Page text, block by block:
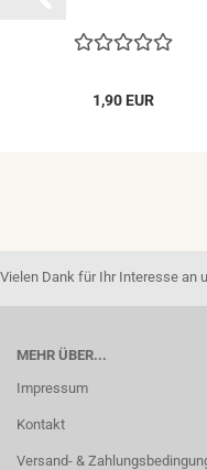
1,90 EUR
Vielen Dank für Ihr Interesse an
MEHR ÜBER...
Impressum
Kontakt
Versand- &